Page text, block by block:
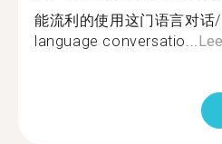
能流利的使用这门语言对
language conversatio...